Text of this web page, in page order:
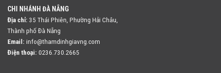
CHI NHÁNH ĐÀ NẴNG
Địa chỉ: 35 Thái Phiên, Phường Hải Châu,
Thành phố Đà Nẵng
Email: info@thamdinhgiavng.com
Điện thoại: 0236.730.2665